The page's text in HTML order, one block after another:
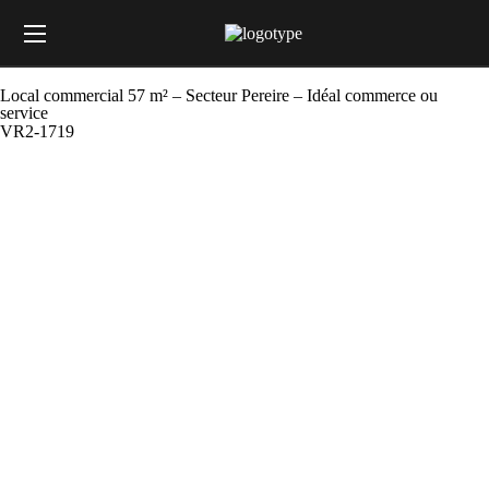
Local commercial 57 m² – Secteur Pereire – Idéal commerce ou
service
VR2-1719